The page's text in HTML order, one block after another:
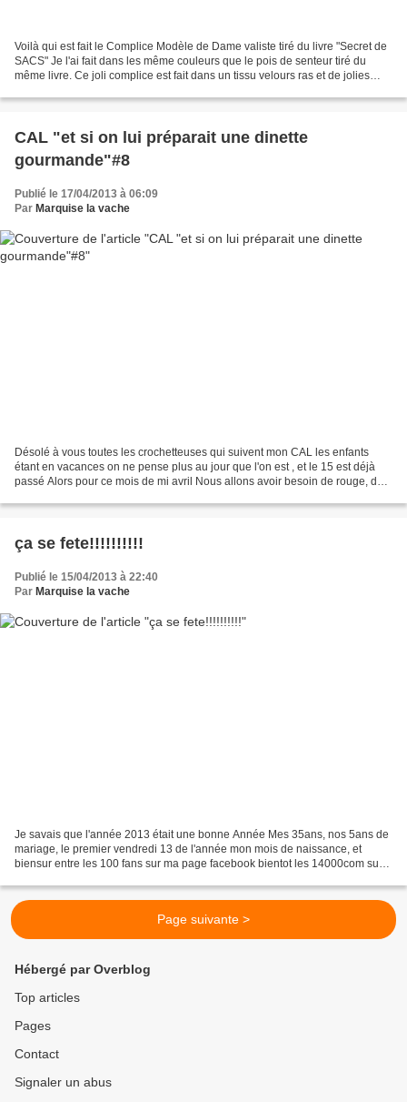
Voilà qui est fait le Complice Modèle de Dame valiste tiré du livre "Secret de
SACS" Je l'ai fait dans les même couleurs que le pois de senteur tiré du
même livre. Ce joli complice est fait dans un tissu velours ras et de jolies
CAL "et si on lui préparait une dinette
gourmande"#8
Publié le 17/04/2013 à 06:09
Par Marquise la vache
Désolé à vous toutes les crochetteuses qui suivent mon CAL les enfants
étant en vacances on ne pense plus au jour que l'on est , et le 15 est déjà
passé Alors pour ce mois de mi avril Nous allons avoir besoin de rouge, de
ça se fete!!!!!!!!!!
Publié le 15/04/2013 à 22:40
Par Marquise la vache
Je savais que l'année 2013 était une bonne Année Mes 35ans, nos 5ans de
mariage, le premier vendredi 13 de l'année mon mois de naissance, et
biensur entre les 100 fans sur ma page facebook bientot les 14000com sur
Page suivante >
Hébergé par Overblog
Top articles
Pages
Contact
Signaler un abus